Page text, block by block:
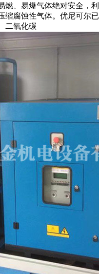
燃、易爆气体绝对安全，利
缩腐蚀性气体。优尼可尔已
二氧化碳